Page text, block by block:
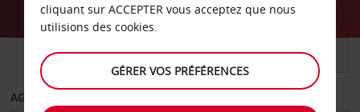
VOITURE UTILITAIRE
AGENCE DE DÉPART
cliquant sur ACCEPTER vous acceptez que nous
utilisions des cookies.
GÉRER VOS PRÉFÉRENCES